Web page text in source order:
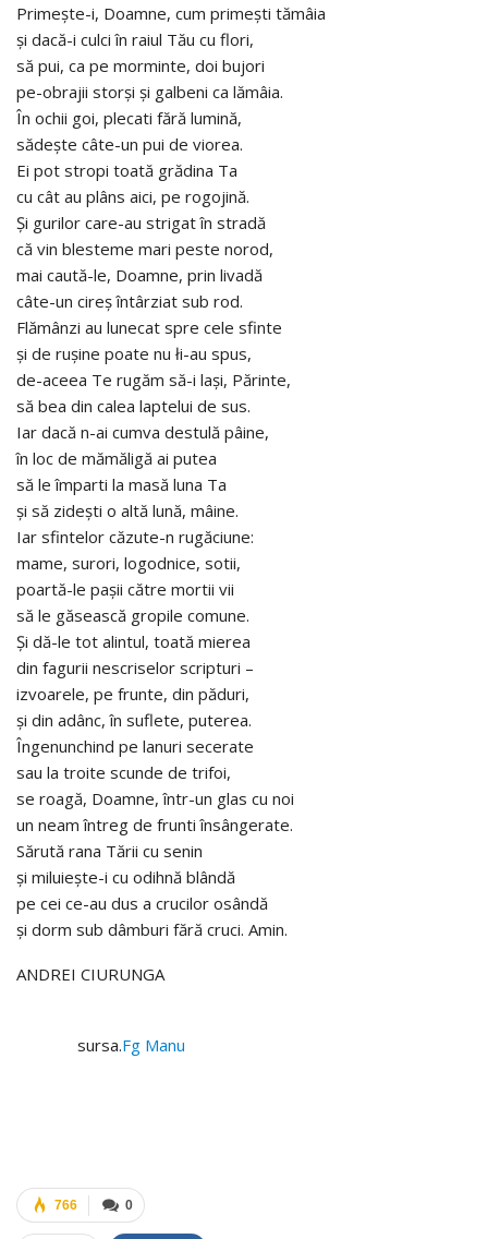
Primeşte-i, Doamne, cum primeşti tămâia
şi dacă-i culci în raiul Tău cu flori,
să pui, ca pe morminte, doi bujori
pe-obrajii storşi şi galbeni ca lămâia.
În ochii goi, plecati fără lumină,
sădeşte câte-un pui de viorea.
Ei pot stropi toată grădina Ta
cu cât au plâns aici, pe rogojină.
Şi gurilor care-au strigat în stradă
că vin blesteme mari peste norod,
mai caută-le, Doamne, prin livadă
câte-un cireş întârziat sub rod.
Flămânzi au lunecat spre cele sfinte
şi de ruşine poate nu łi-au spus,
de-aceea Te rugăm să-i laşi, Părinte,
să bea din calea laptelui de sus.
Iar dacă n-ai cumva destulă pâine,
în loc de mămăligă ai putea
să le împarti la masă luna Ta
şi să zideşti o altă lună, mâine.
Iar sfintelor căzute-n rugăciune:
mame, surori, logodnice, sotii,
poartă-le paşii către mortii vii
să le găsească gropile comune.
Şi dă-le tot alintul, toată mierea
din fagurii nescriselor scripturi –
izvoarele, pe frunte, din păduri,
şi din adânc, în suflete, puterea.
Îngenunchind pe lanuri secerate
sau la troite scunde de trifoi,
se roagă, Doamne, într-un glas cu noi
un neam întreg de frunti însângerate.
Sărută rana Tării cu senin
şi miluieşte-i cu odihnă blândă
pe cei ce-au dus a crucilor osândă
şi dorm sub dâmburi fără cruci. Amin.
ANDREI CIURUNGA
sursa.Fg Manu
0
766